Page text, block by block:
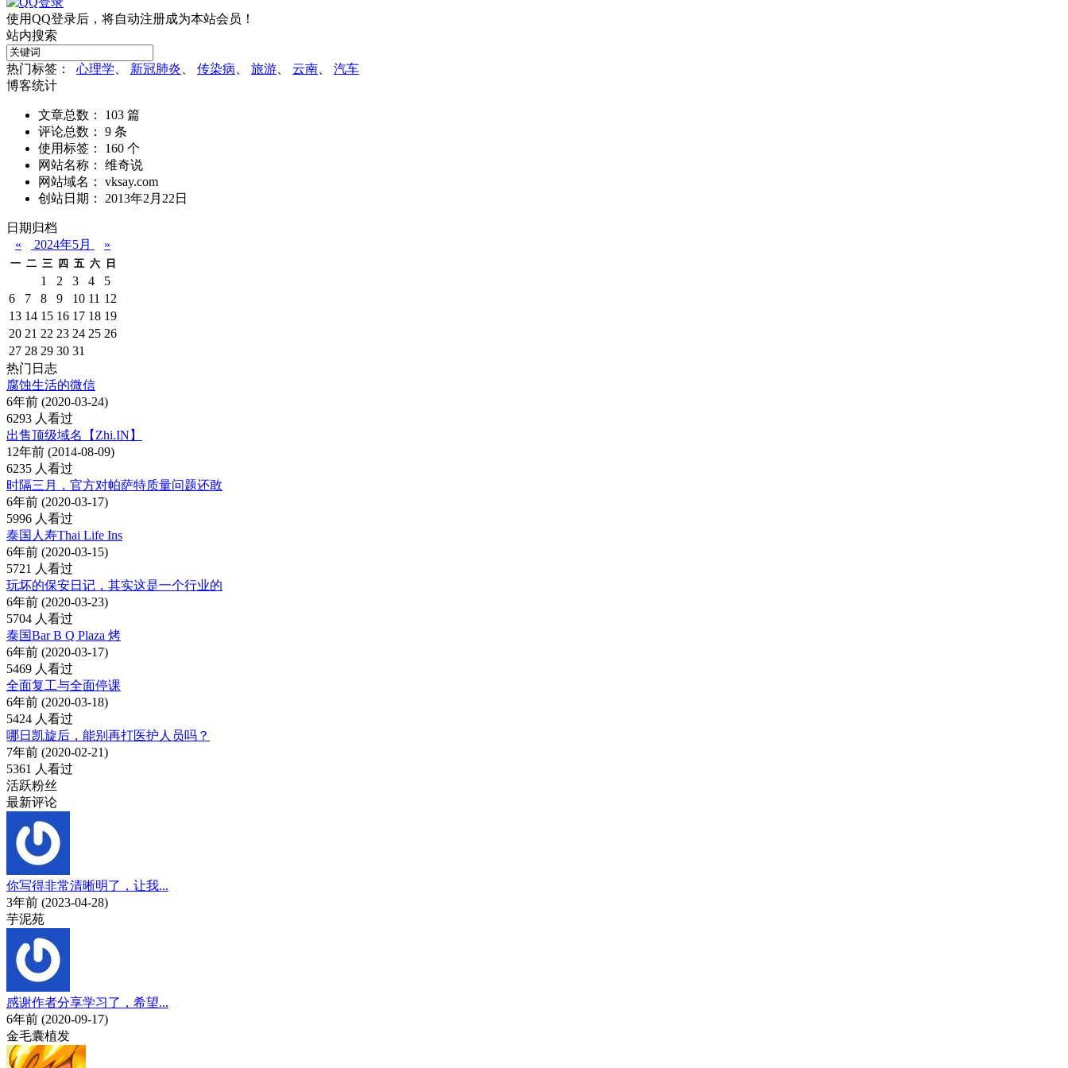
使用QQ登录后，将自动注册成为本站会员！
站内搜索
热门标签： 心理学 新冠肺炎 传染病 旅游 云南
汽车
博客统计
文章总数： 103 篇
评论总数： 9 条
使用标签： 160 个
网站名称： 维奇说
网站域名： vksay.com
创站日期： 2013年2月22日
日期归档
«
2024年5月 »
一 二 三 四 五 六 日
1 2 3 4
5
6
7 8 9 10 11 12
13 14 15 16 17 18 19
20 21 22 23 24 25 26
27 28 29 30 31
热门日志
腐蚀生活的微信
6年前 (2020-03-24)
6293 人看过
出售顶级域名【Zhi.IN】
12年前 (2014-08-09)
6235 人看过
时隔三月，官方对帕萨特质量问题还敢
6年前 (2020-03-17)
5996 人看过
泰国人寿Thai Life Ins
6年前 (2020-03-15)
5721 人看过
玩坏的保安日记，其实这是一个行业的
6年前 (2020-03-23)
5704 人看过
泰国Bar B Q Plaza 烤
6年前 (2020-03-17)
5469 人看过
全面复工与全面停课
6年前 (2020-03-18)
5424 人看过
哪日凯旋后，能别再打医护人员吗？
7年前 (2020-02-21)
5361 人看过
活跃粉丝
最新评论
你写得非常清晰明了，让我...
3年前 (2023-04-28)
芋泥苑
感谢作者分享学习了，希望...
6年前 (2020-09-17)
金毛囊植发